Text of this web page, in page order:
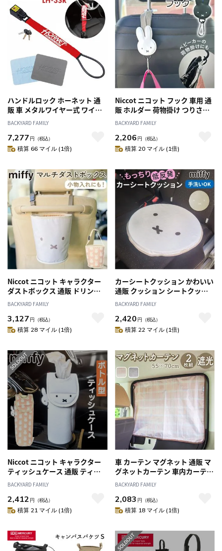
ハンドルロック ホーネット 通
販 車 メタルワイヤー式 ワイヤ
ー式 防犯 盗難防止 カーセキュ
ンパクト 加藤電機 保護カバー
付 装着 簡単 収納 LH-3SR
BACKYARD FAMILY
7,277 円 （税込）
積算 66 マイル (1倍)
Niccot ニコット フック 車用 通
販 ホルダー 荷物掛け つりさげ
タオルかけ ごみ掛け カーシー
ける かける 後部座席 車 車内 カ
ー用品 ベビーカー 買い物袋 ド
ト 贈り物
BACKYARD FAMILY
2,206 円 （税込）
積算 20 マイル (1倍)
Niccot ニコット キャラクター
ダストボックス 通販 ドリンク
ポケット マルチポケット ポケ
ット ポーチ 小物入れ ミニバッ
グ ミニバック バッグ バック ご
み入れ ゴミ入れ 収納 かわいい
サリー
BACKYARD FAMILY
3,127 円 （税込）
積算 28 マイル (1倍)
カーシートクッション かわいい
通販 クッション シートクッシ
ョン 座布団 アクセサリー カー
クッション キャラクター 可愛
い オシャレ 車用品 円形 丸型 普
通車 軽自動車 運転席 助手席 後
BACKYARD FAMILY
2,420 円 （税込）
積算 22 マイル (1倍)
Niccot ニコット キャラクター
ティッシュケース 通販 ティッ
シュ ケース ティッシュボック
カバー 縦置き 縦型 置き型 かわ
いい 可愛い ドリンクホルダー
アクセサリー
BACKYARD FAMILY
2,412 円 （税込）
積算 21 マイル (1倍)
車 カーテン マグネット 通販 マ
グネットカーテン 車内カーテン
日よけ 日除け 目隠し 車中泊 グ
ン リアカーテン カー用品 自動
車 車内 カーアクセサリー かわ
BACKYARD FAMILY
2,083 円 （税込）
積算 18 マイル (1倍)